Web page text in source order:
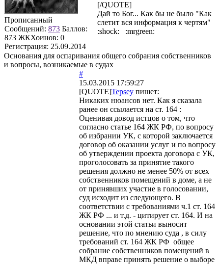
Прописанный
Сообщений: 873 Баллов:
873 ЖКХоинов: 0
Регистрация: 25.09.2014
[/QUOTE]
Дай то Бог... Как бы не было "Как
слетит вся информация к чертям"
:shock: :mrgreen:
Основания для оспаривания общего собрания собственников
и вопросы, возникаемые в судах
#
15.03.2015 17:59:27
[QUOTE]Tepsey пишет:
Никаких нюансов нет. Как я сказала
ранее он ссылается на ст. 164 :
Оценивая довод истцов о том, что
согласно статье 164 ЖК РФ, по вопросу
об избрании УК, с которой заключается
договор об оказании услуг и по вопросу
об утверждении проекта договора с УК,
проголосовать за принятие такого
решения должно не менее 50% от всех
собственников помещений в доме, а не
от принявших участие в голосовании,
суд исходит из следующего. В
соответствии с требованиями ч.1 ст. 164
ЖК РФ ... и т.д. - цитирует ст. 164. И на
основании этой статьи выносит
решение, что по мнению суда , в силу
требований ст. 164 ЖК РФ общее
собрание собственников помещений в
МКД вправе принять решение о выборе